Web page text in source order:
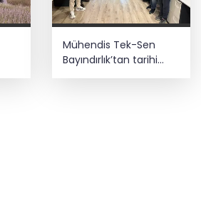
Mühendis Tek-Sen
Bayındırlık’tan tarihi